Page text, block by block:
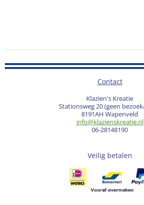
Contact
Klazien's Kreatie
Stationsweg 20 (geen
8191AH Wapenveld
info@klazienskreatie.nl
06-28148190
Veilig betalen